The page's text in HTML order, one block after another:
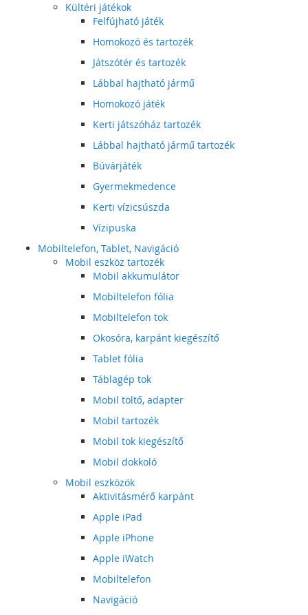
Kültéri játékok
Felfújható játék
Homokozó és tartozék
Játszótér és tartozék
Lábbal hajtható jármű
Homokozó játék
Kerti játszóház tartozék
Lábbal hajtható jármű tartozék
Búvárjáték
Gyermekmedence
Kerti vízicsúszda
Vízipuska
Mobiltelefon, Tablet, Navigáció
Mobil eszköz tartozék
Mobil akkumulátor
Mobiltelefon fólia
Mobiltelefon tok
Okosóra, karpánt kiegészítő
Tablet fólia
Táblagép tok
Mobil töltő, adapter
Mobil tartozék
Mobil tok kiegészítő
Mobil dokkoló
Mobil eszközök
Aktivitásmérő karpánt
Apple iPad
Apple iPhone
Apple iWatch
Mobiltelefon
Navigáció